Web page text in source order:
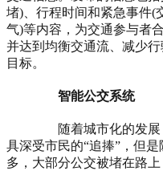
堵)、行程时间和紧急事件(
气)等内容，为交通参与者
并达到均衡交通流、减少
目标。
智能公交系统
随着城市化的发展
具深受市民的“追捧”，但
多，大部分公交被堵在路